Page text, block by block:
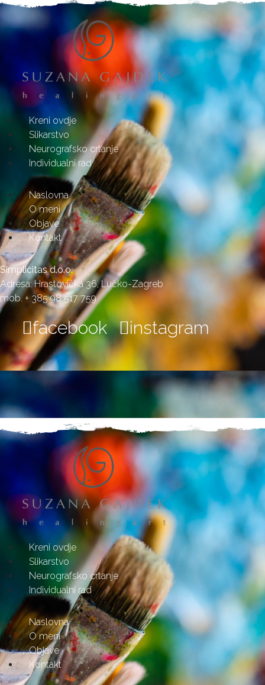
Kreni ovdje
Slikarstvo
Neurografsko crtanje
Individualni rad
Naslovna
O meni
Objave
Kontakt
Simplicitas d.o.o.
Adresa: Hrastovička 36, Lučko-Zagreb
mob. + 385 98 517 759
facebook instagram
Kreni ovdje
Slikarstvo
Neurografsko crtanje
Individualni rad
Naslovna
O meni
Objave
Kontakt